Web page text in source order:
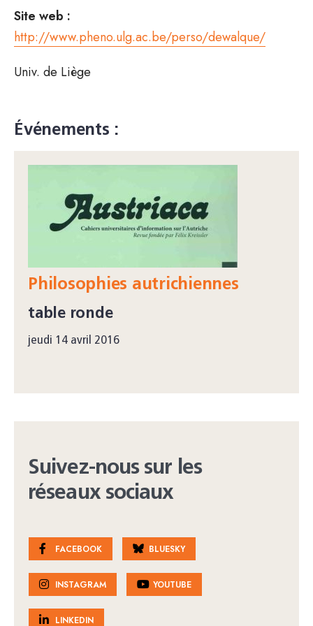
Site web :
http://www.pheno.ulg.ac.be/perso/dewalque/
Univ. de Liège
Événements :
Philosophies autrichiennes
table ronde
jeudi 14 avril 2016
Suivez-nous sur les
réseaux sociaux
FACEBOOK BLUESKY
INSTAGRAM YOUTUBE
LINKEDIN